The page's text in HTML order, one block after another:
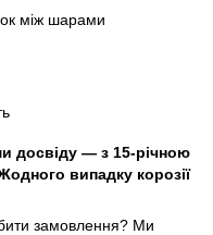
між шарами
досвіду — з 15-річною
випадку корозії
замовлення? Ми